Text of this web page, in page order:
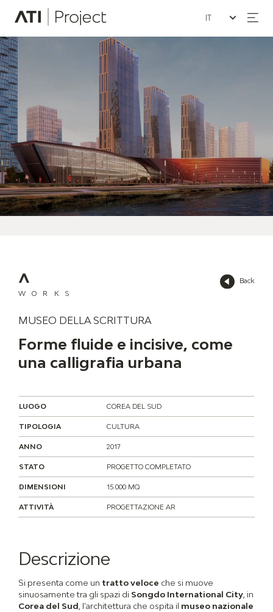
ATI Project
Seleziona la
Back
WORKS
MUSEO DELLA SCRITTURA
Forme fluide e incisive, come
una calligrafia urbana
LUOGO COREA DEL SUD
TIPOLOGIA CULTURA
ANNO 2017
STATO PROGETTO COMPLETATO
DIMENSIONI 15.000 MQ
ATTIVITÀ PROGETTAZIONE AR
Descrizione
Si presenta come un tratto veloce che si muove
sinuosamente tra gli spazi di Songdo International City , in
Corea del Sud , l’architettura che ospita il museo nazionale